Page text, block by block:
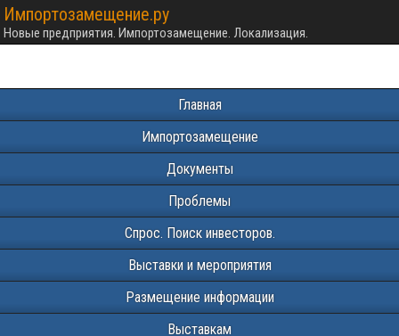
Импортозамещение.ру
Новые предприятия. Импортозамещение. Локализация.
Главная
Импортозамещение
Документы
Проблемы
Спрос. Поиск инвесторов.
Выставки и мероприятия
Размещение информации
Выставкам